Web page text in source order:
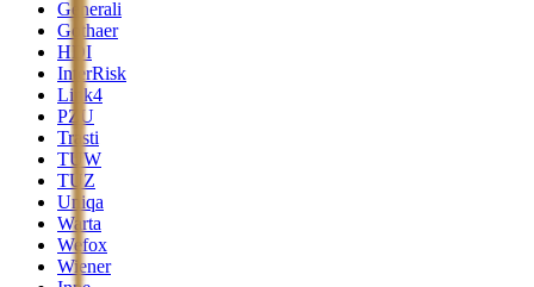
Generali
Gothaer
HDI
InterRisk
Link4
PZU
Trasti
TUW
TUZ
Uniqa
Warta
Wefox
Wiener